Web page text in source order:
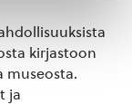
kirjastoon
museosta.
ja